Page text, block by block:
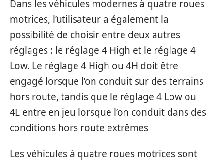
Dans les véhicules modernes à quatre roues
motrices, l’utilisateur a également la
possibilité de choisir entre deux autres
réglages : le réglage 4 High et le réglage 4
Low. Le réglage 4 High ou 4H doit être
engagé lorsque l’on conduit sur des terrains
hors route, tandis que le réglage 4 Low ou
4L entre en jeu lorsque l’on conduit dans des
conditions hors route extrêmes
Les véhicules à quatre roues motrices sont